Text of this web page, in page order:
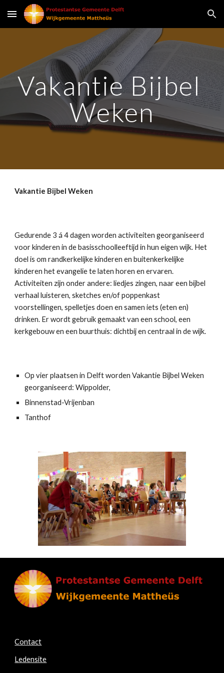
Skip to main content Skip to navigation
Vakantie Bijbel
Weken
Vakantie Bijbel Weken
Gedurende 3 á 4 dagen worden activiteiten georganiseerd
voor kinderen in de basisschoolleeftijd in hun eigen wijk. Het
doel is om randkerkelijke kinderen en buitenkerkelijke
kinderen het evangelie te laten horen en ervaren.
Activiteiten zijn onder andere: liedjes zingen, naar een bijbel
verhaal luisteren, sketches en/of poppenkast
voorstellingen, spelletjes doen en samen iets (eten en)
drinken. Er wordt gebruik gemaakt van een school, een
kerkgebouw en een buurthuis: dichtbij en centraal in de wijk.
Op vier plaatsen in Delft worden Vakantie Bijbel Weken
georganiseerd: Wippolder,
Binnenstad-Vrijenban
Tanthof
Contact
Ledensite